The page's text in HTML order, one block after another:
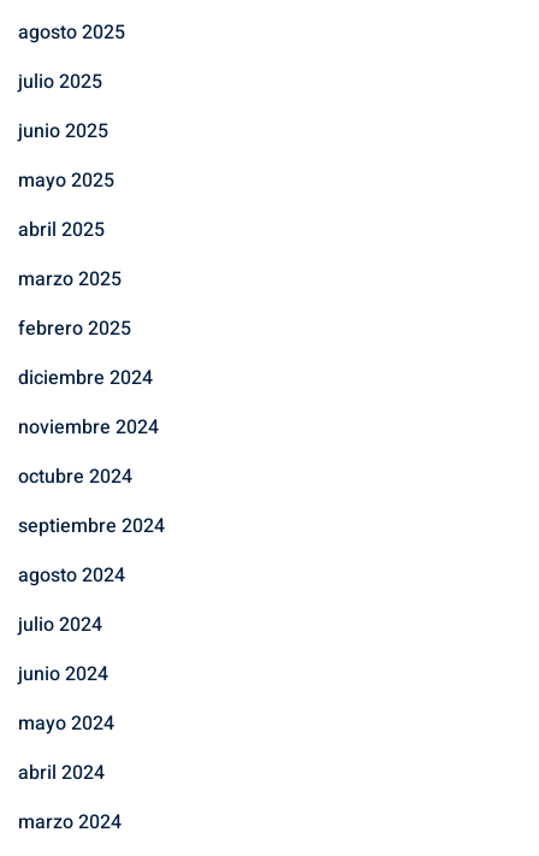
agosto 2025
julio 2025
junio 2025
mayo 2025
abril 2025
marzo 2025
febrero 2025
diciembre 2024
noviembre 2024
octubre 2024
septiembre 2024
agosto 2024
julio 2024
junio 2024
mayo 2024
abril 2024
marzo 2024